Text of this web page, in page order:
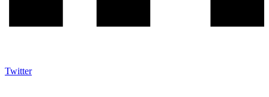
Twitter